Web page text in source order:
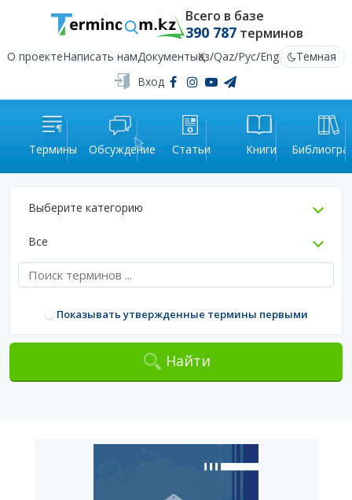
Всего в базе
390 787 терминов
О проектеНаписать намДокументыҚаз/Qaz/Рус/Eng
Темная
Вход
Термины Обсуждение Статьи Книги
Выберите категорию
Все
Показывать утвержденные термины первыми
Найти